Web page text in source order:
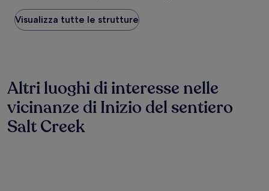
più
basso
trovato
per
un
soggiorno
di
1
Visualizza tutte le strutture
Altri luoghi di interesse nelle
vicinanze di Inizio del sentiero
Salt Creek